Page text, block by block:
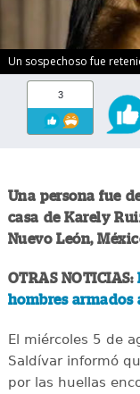
Un sospechoso fue
3
Una persona fue
casa de Karely
Nuevo León,
OTRAS NOTICIAS:
hombres armados
El miércoles 5 de
Saldívar informó
por las huellas